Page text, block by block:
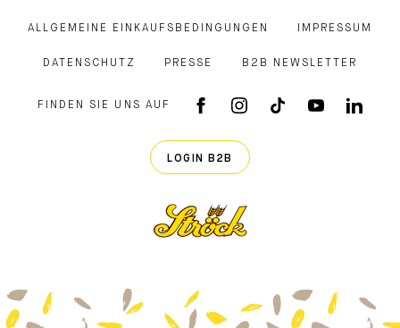
ALLGEMEINE EINKAUFSBEDINGUNGEN IMPRESSUM
DATENSCHUTZ PRESSE B2B NEWSLETTER
FINDEN SIE UNS AUF
FACEBOOK APP
INSTAGRAM
TIKTOKYOUTUBE
LOGIN B2B